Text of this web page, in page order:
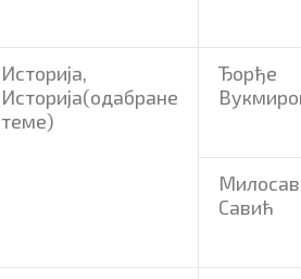
Историја,
Историја(одабране
теме)
Ђорђе
Савић